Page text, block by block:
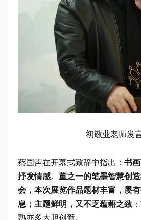
初敬业老师发
蔡国声在开幕式致辞中指出： 书
抒发情感。 董之一的笔墨智慧创
会，本次展览作品题材丰富，屡
息；主题鲜明，又不乏蕴藉之致
熟亦多大胆创新。